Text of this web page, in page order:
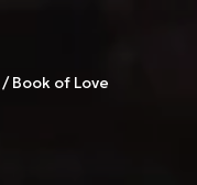
Book of Love